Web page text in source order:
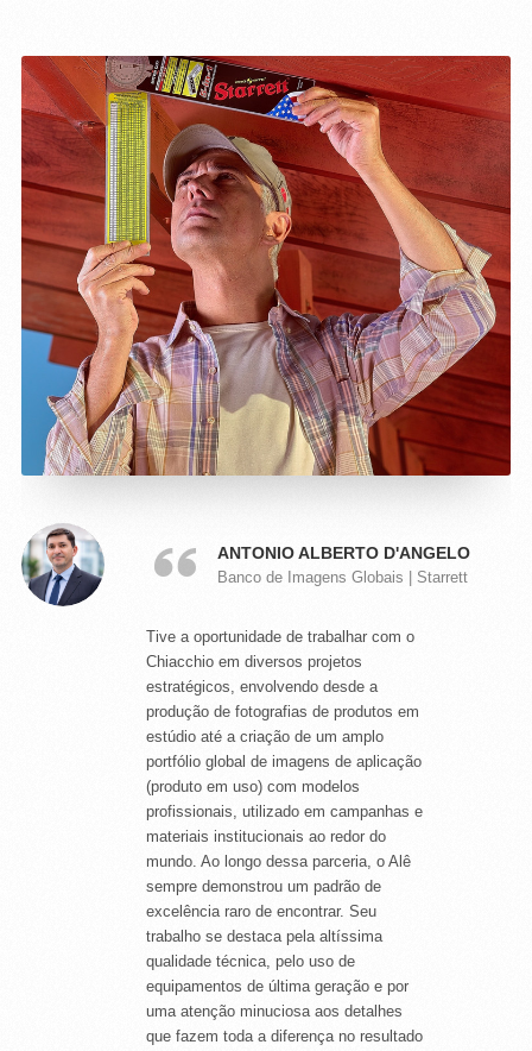
ANTONIO ALBERTO D'ANGELO
Banco de Imagens Globais | Starrett
Tive a oportunidade de trabalhar com o
Chiacchio em diversos projetos
estratégicos, envolvendo desde a
produção de fotografias de produtos em
estúdio até a criação de um amplo
portfólio global de imagens de aplicação
(produto em uso) com modelos
profissionais, utilizado em campanhas e
materiais institucionais ao redor do
mundo. Ao longo dessa parceria, o Alê
sempre demonstrou um padrão de
excelência raro de encontrar. Seu
trabalho se destaca pela altíssima
qualidade técnica, pelo uso de
equipamentos de última geração e por
uma atenção minuciosa aos detalhes
que fazem toda a diferença no resultado
JULIA COLOMBO
Imagens Oficiais de Produtos | SEMP
TCL
O Alexandre foi responsável pelas fotos
de diversos produtos do portfólio
durante seu período na SEMP TCL,
entre eletroportáteis e eletrônicos. Seu
trabalho sempre foi impecável,
utilizando equipamentos de ponta e um
excelente tratamento de imagem. Além
da qualidade técnica, destaco sua ética
profissional excepcional: é pontual,
cumpre rigorosamente os prazos e
entrega exatamente o que foi prometido.
É, sem dúvida, um profissional muito
compentente, além de ser gente
finíssima!